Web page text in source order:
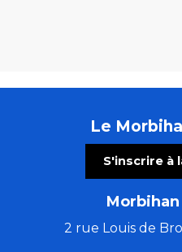
Le
S'inscrire à
2 rue Louis de